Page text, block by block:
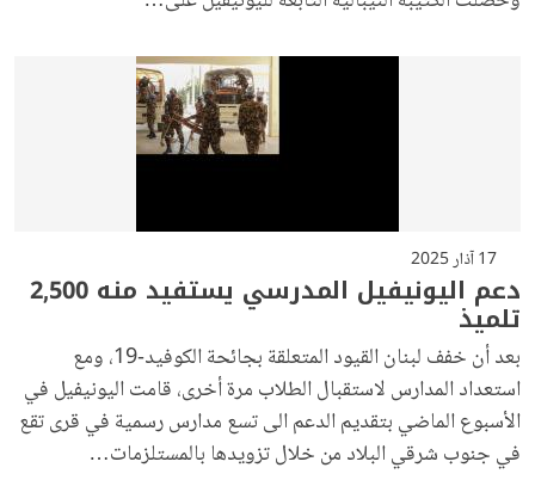
17 آذار 2025
دعم اليونيفيل المدرسي يستفيد منه 2,500
تلميذ
بعد أن خفف لبنان القيود المتعلقة بجائحة الكوفيد-19، ومع
استعداد المدارس لاستقبال الطلاب مرة أخرى، قامت اليونيفيل في
الأسبوع الماضي بتقديم الدعم الى تسع مدارس رسمية في قرى تقع
في جنوب شرقي البلاد من خلال تزويدها بالمستلزمات…